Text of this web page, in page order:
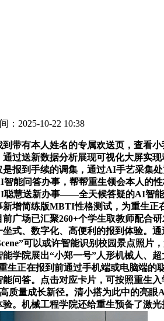
：2025-10-22 10:38
有本人姓名的专属欢送页，查看小
过送新数据分析展现可视化大屏实
报到手续的调集，通过AI手艺采集
能问答办事，帮帮重生领会本人的
慧送新办事——全天候答疑的AI智
增简练版MBTI性格测试，为重生
广场已汇聚260+个学生取教师配
式、数字化、高便利的报到体验。
可以或许智能识别校园景点照
学院展出“小郑一号”人形机械人、
正在报到前通过手机端或电脑端
问答。点击对应卡片，可按照重生
质量成长新径。清小搭为此中的亮
。机械工程学院还给重生预备了激